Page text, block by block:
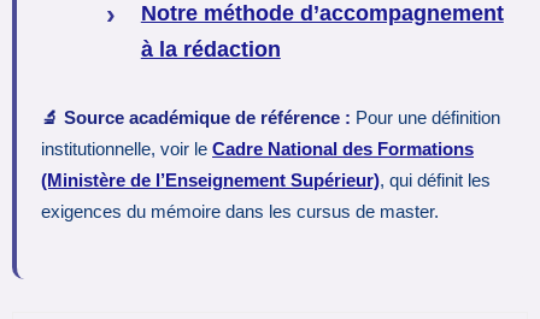
Notre méthode d’accompagnement
à la rédaction
🔬 Source académique de référence : Pour une définition
institutionnelle, voir le Cadre National des Formations
(Ministère de l’Enseignement Supérieur), qui définit les
exigences du mémoire dans les cursus de master.